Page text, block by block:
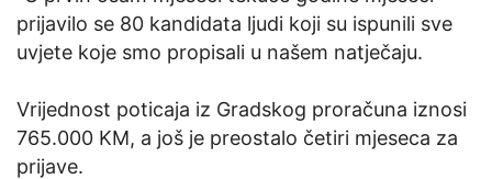
prijavilo se 80 kandidata ljudi koji su ispunili sve
uvjete koje smo propisali u našem natječaju.
Vrijednost poticaja iz Gradskog proračuna iznosi
765.000 KM, a još je preostalo četiri mjeseca za
prijave.